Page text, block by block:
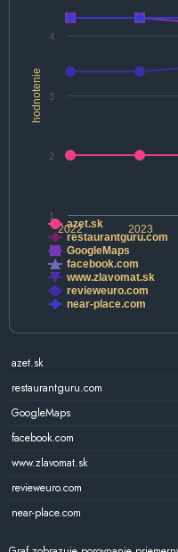
hodnotenie
2022 2023
1
2
3
4
azet.sk
restaurantguru.com
GoogleMaps
facebook.com
www.zlavomat.sk
revieweuro.com
near-place.com
azet.sk
restaurantguru.com
GoogleMaps
facebook.com
www.zlavomat.sk
revieweuro.com
near-place.com